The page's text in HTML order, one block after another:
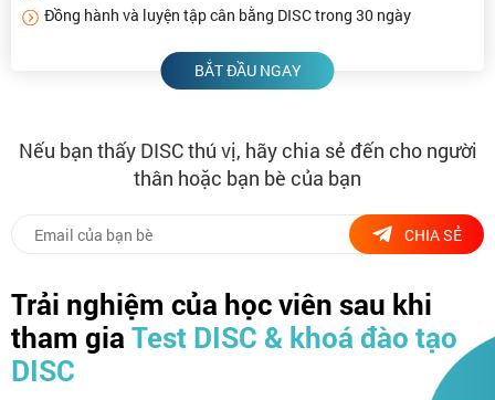
Đồng hành và luyện tập cân bằng DISC trong 30 ngày
BẮT ĐẦU NGAY
Nếu bạn thấy DISC thú vị, hãy chia sẻ đến cho người
thân hoặc bạn bè của bạn
CHIA SẺ
Trải nghiệm của học viên sau khi
tham gia Test DISC & khoá đào tạo
DISC